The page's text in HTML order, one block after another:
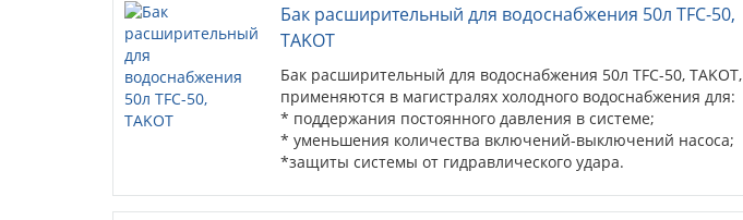
Бак расширительный для водоснабжения 50л TFC-50,
TAKOT
Бак расширительный для водоснабжения 50л TFC-50, TAKOT,
применяются в магистралях холодного водоснабжения для:
* поддержания постоянного давления в системе;
* уменьшения количества включений-выключений насоса;
*защиты системы от гидравлического удара.